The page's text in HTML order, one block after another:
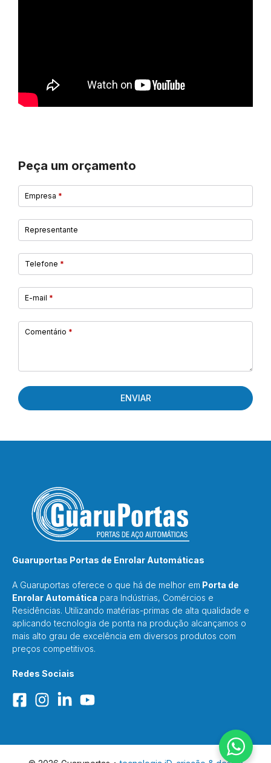
Peça um orçamento
Empresa *
Representante
Telefone *
E-mail *
Comentário *
ENVIAR
Guaruportas Portas de Enrolar Automáticas
A Guaruportas oferece o que há de melhor em Porta de
Enrolar Automática para Indústrias, Comércios e
Residências. Utilizando matérias-primas de alta qualidade e
aplicando tecnologia de ponta na produção alcançamos o
mais alto grau de excelência em diversos produtos com
preços competitivos.
Redes Sociais